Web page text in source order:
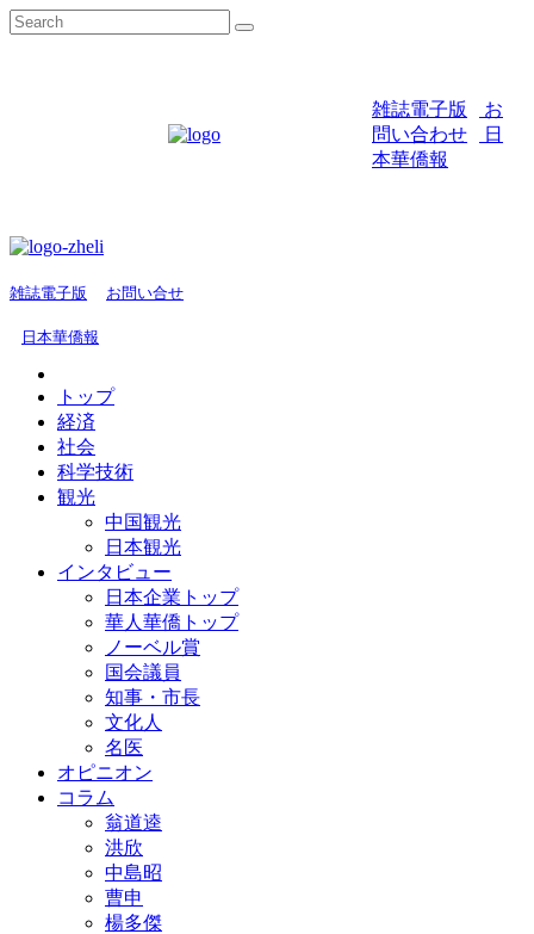
雑誌電子版
お
問い合わせ
日
本華僑報
雑誌電子版 お問い合せ
日本華僑報
トップ
経済
社会
科学技術
観光
中国観光
日本観光
インタビュー
日本企業トップ
華人華僑トップ
ノーベル賞
国会議員
知事・市長
文化人
名医
オピニオン
コラム
翁道逵
洪欣
中島昭
曹申
楊多傑